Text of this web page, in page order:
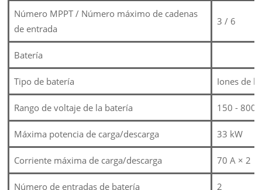
Número MPPT / Número máximo de cadenas
de entrada
3 / 6
Batería
Tipo de batería Iones de
Rango de voltaje de la batería 150 - 800
Máxima potencia de carga/descarga 33 kW
Corriente máxima de carga/descarga 70 A × 2
Número de entradas de batería 2